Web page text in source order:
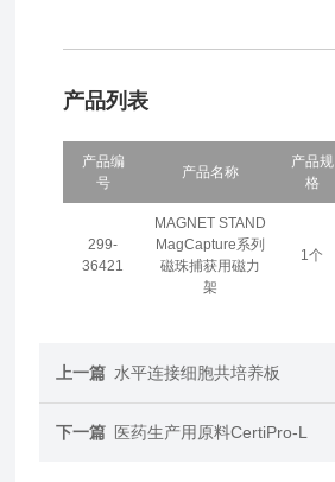
产品列表
产品编
号
产品名称
产品规
格
299-
36421
MAGNET STAND
MagCapture系列
磁珠捕获用磁力
架
1个
上一篇 水平连接细胞共培养板
下一篇 医药生产用原料CertiPro-L